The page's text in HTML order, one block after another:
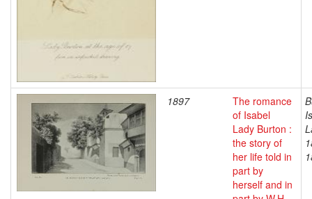
1897
The romance
of Isabel
Lady Burton :
the story of
her life told in
part by
herself and in